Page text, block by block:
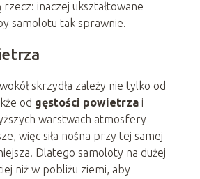
inaczej ukształtowane
samolotu tak sprawnie.
skrzydła zależy nie tylko od
od gęstości powietrzai
warstwach atmosfery
więc siła nośna przy tej samej
Dlatego samoloty na dużej
niż w pobliżu ziemi, aby